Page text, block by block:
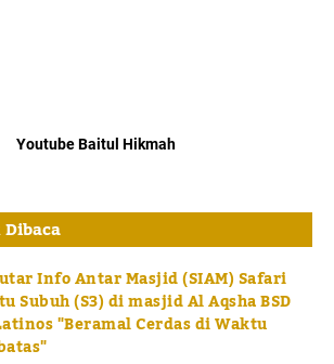
Youtube Baitul Hikmah
Info Antar Masjid (SIAM) Safari
Subuh (S3) di masjid Al Aqsha BSD
"Beramal Cerdas di Waktu